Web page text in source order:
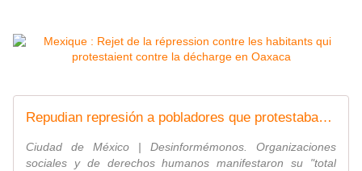
Repudian represión a pobladores que protestaban contra basurero en Oaxaca
Ciudad de México | Desinformémonos. Organizaciones
sociales y de derechos humanos manifestaron su "total